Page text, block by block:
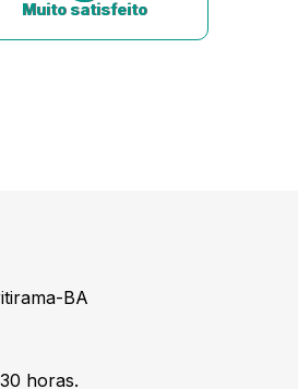
Muito satisfeito
BA
horas.